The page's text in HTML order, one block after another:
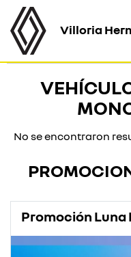
Villoria
No se encontraron
Promoción Luna